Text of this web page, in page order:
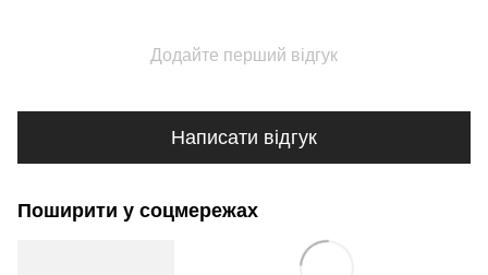
Додайте перший відгук
Написати відгук
Поширити у соцмережах